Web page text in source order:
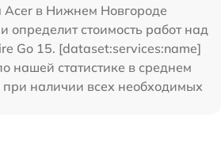
Acer в Нижнем Новгороде
определит стоимость работ над
Go 15. [dataset:services:name]
нашей статистике в среднем
наличии всех необходимых